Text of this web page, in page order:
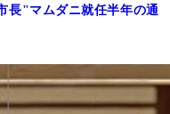
長"マムダニ就任半年の通